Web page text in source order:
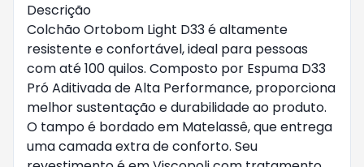
Descrição
Colchão Ortobom Light D33 é altamente
resistente e confortável, ideal para pessoas
com até 100 quilos. Composto por Espuma D33
Pró Aditivada de Alta Performance, proporciona
melhor sustentação e durabilidade ao produto.
O tampo é bordado em Matelassê, que entrega
uma camada extra de conforto. Seu